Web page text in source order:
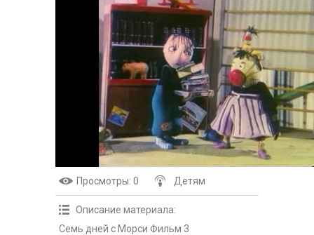
Просмотры: 0 Детям
Описание материала:
Семь дней с Морси Фильм 3